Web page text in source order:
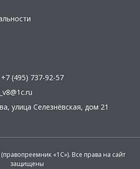
+7 (495) 737-92-57
, улица Селезнёвская, дом 21
«1С»). Все права на сайт
защищены